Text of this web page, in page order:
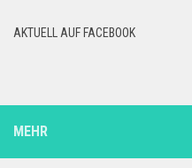
AKTUELL AUF FACEBOOK
MEHR